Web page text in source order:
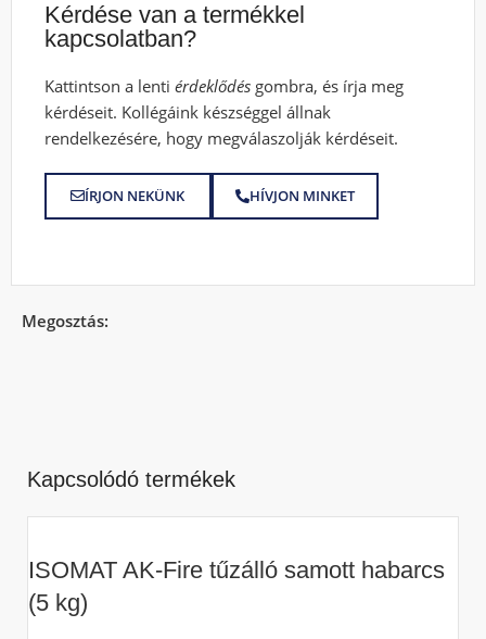
Kérdése van a termékkel
kapcsolatban?
Kattintson a lentiérdeklődés gombra, és írja meg
kérdéseit. Kollégáink készséggel állnak
rendelkezésére, hogy megválaszolják kérdéseit.
ÍRJON NEKÜNK HÍVJON MINKET
Megosztás:
Kapcsolódó termékek
ISOMAT AK-Fire tűzálló samott habarcs
(5 kg)